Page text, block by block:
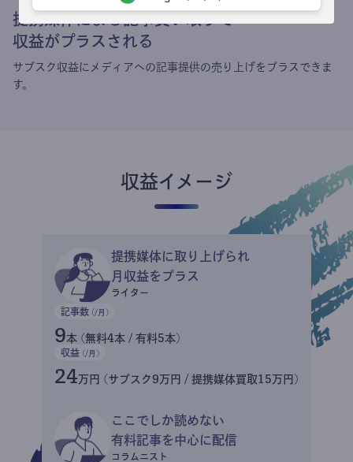
提携媒体による記事買い取りで
収益がプラスされる
サブスク収益にメディアへの記事提供の売り上げをプラスできま
す。
収益イメージ
提携媒体に取り上げられ
月収益をプラス
ライター
記事数 (/月)
9本 (無料4本 / 有料5本)
収益 (/月)
24万円 (サブスク9万円 / 提携媒体買取15万円)
ここでしか読めない
有料記事を中心に配信
コラムニスト